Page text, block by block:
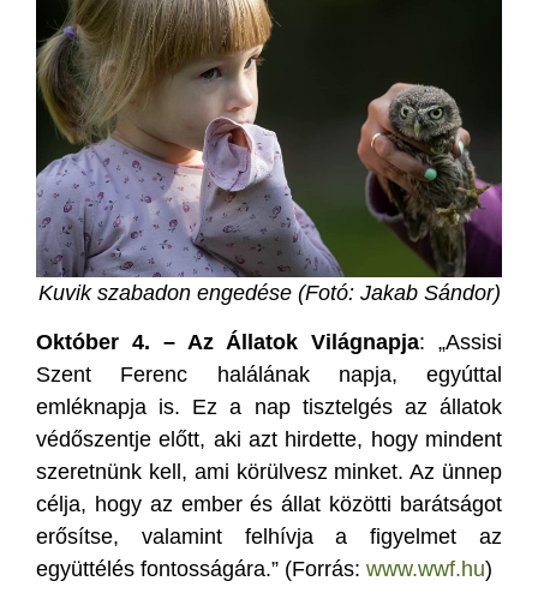
Kuvik szabadon engedése (Fotó: Jakab Sándor)
Október 4. – Az Állatok Világnapja: „Assisi
Szent Ferenc halálának napja, egyúttal
emléknapja is. Ez a nap tisztelgés az állatok
védőszentje előtt, aki azt hirdette, hogy mindent
szeretnünk kell, ami körülvesz minket. Az ünnep
célja, hogy az ember és állat közötti barátságot
erősítse, valamint felhívja a figyelmet az
együttélés fontosságára.” (Forrás: www.wwf.hu)